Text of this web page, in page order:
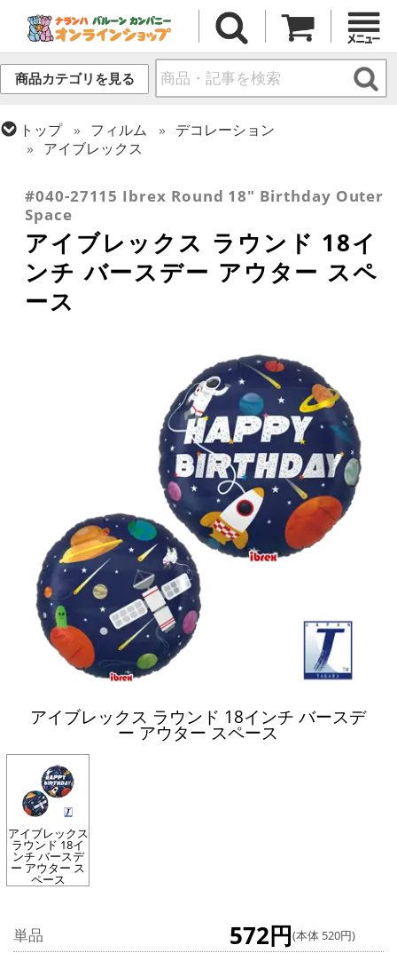
商品カテゴリを見る
トップ フィルム
デコレーション
アイブレックス
#040-27115 Ibrex Round 18" Birthday Outer
Space
アイブレックス ラウンド 18イ
ンチ バースデー アウター スペ
ース
アイブレックス ラウンド 18インチ バースデ
ー アウター スペース
アイブレックス
ラウンド 18イ
ンチ バースデ
ー アウター ス
ペース
単品 572円(本体 520円)